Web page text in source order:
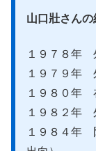
山口壯さん
１９７８年
１９７９年
１９８０年
１９８２年
１９８４年